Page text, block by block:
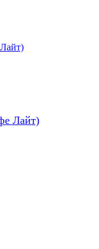
Лайт)